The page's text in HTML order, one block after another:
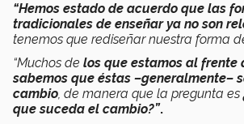
“Hemos estado de acuerdo que las
tradicionales de enseñar ya no son
tenemos que rediseñar nuestra forma
“Muchos de los que estamos al frente
sabemos que éstas –generalmente–
cambio, de manera que la pregunta es
que suceda el cambio?”.